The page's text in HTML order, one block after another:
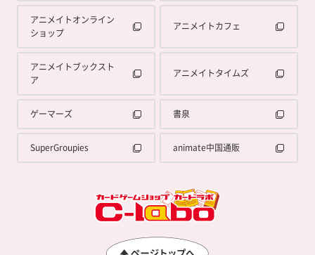
アニメイトオンライン
ショップ
アニメイトカフェ
アニメイトブックスト
ア
アニメイトタイムズ
ゲーマーズ 書泉
SuperGroupies animate中国通販